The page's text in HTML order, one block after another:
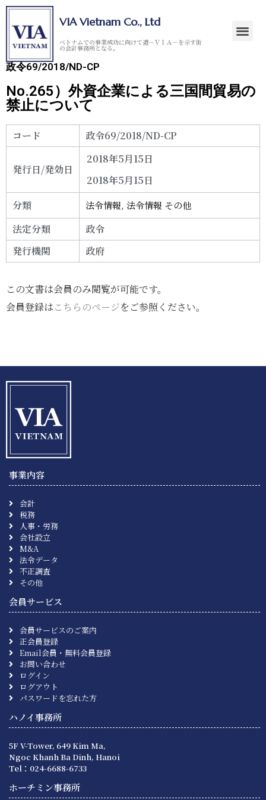
VIA Vietnam Co., Ltd
ベトナムでの事業成功に向けて道－ＶＩＡ－を示す街
の会計事務所となる。
政令69/2018/ND-CP
No.265）外資企業による三国間貿易の
禁止について
コード 政令69/2018/ND-CP
発行日/発効日
2018年5月15日
2018年5月15日
分類
法令情報,法令情報 その他
法定分類
政令
発行機関
政府
この文書は会員のみ閲覧が可能です。
会員登録はこちらのページをご参照ください。
事業内容
会計
税務
人事・労務
会社設立
M&A
法令データ
不正調査
その他
会員サービス
会員サービスのご案内
正会員登録
Email会員・無料会員登録
お問い合わせ
ログイン
ログアウト
パスワードを忘れた方
ハノイ事務所
5F V-Tower, 649 Kim Ma,
Ngoc Khanh Ba Dinh, Hanoi
Tel：024-6688-6733
ホーチミン事務所